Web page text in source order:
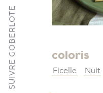
coloris
Ficelle Nuit
SUIVRE GOBERLOTE